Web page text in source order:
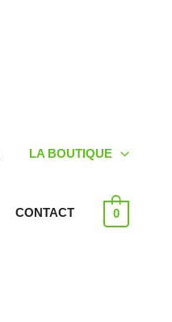
LA BOUTIQUE
CONTACT 0